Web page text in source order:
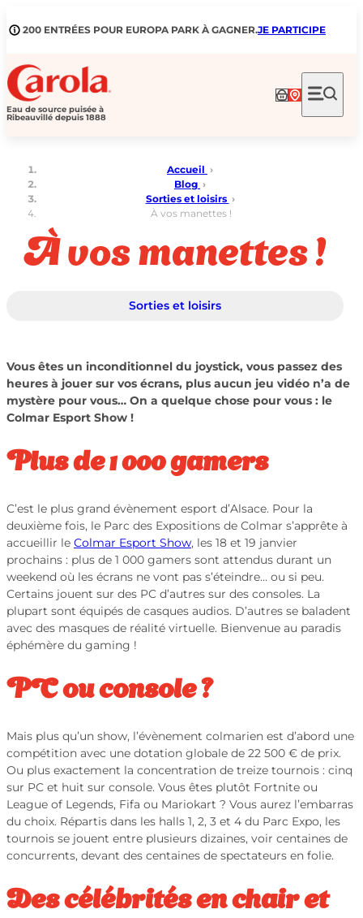
au 200 ENTRÉES POUR EUROPA PARK À GAGNER.JE PARTICIPE
Eau de source puisée à
Ribeauvillé depuis 1888
Accueil ›
Blog ›
Sorties et loisirs ›
À vos manettes !
À vos manettes !
Sorties et loisirs
Vous êtes un inconditionnel du joystick, vous passez des
heures à jouer sur vos écrans, plus aucun jeu vidéo n’a de
mystère pour vous… On a quelque chose pour vous : le
Colmar Esport Show !
Plus de 1 000 gamers
C’est le plus grand évènement esport d’Alsace. Pour la
deuxième fois, le Parc des Expositions de Colmar s’apprête à
accueillir le Colmar Esport Show, les 18 et 19 janvier
prochains : plus de 1 000 gamers sont attendus durant un
weekend où les écrans ne vont pas s’éteindre… ou si peu.
Certains jouent sur des PC d’autres sur des consoles. La
plupart sont équipés de casques audios. D’autres se baladent
avec des masques de réalité virtuelle. Bienvenue au paradis
éphémère du gaming !
PC ou console ?
Mais plus qu’un show, l’évènement colmarien est d’abord une
compétition avec une dotation globale de 22 500 € de prix.
Ou plus exactement la concentration de treize tournois : cinq
sur PC et huit sur console. Vous êtes plutôt Fortnite ou
League of Legends, Fifa ou Mariokart ? Vous aurez l’embarras
du choix. Répartis dans les halls 1, 2, 3 et 4 du Parc Expo, les
tournois se jouent entre plusieurs dizaines, voir centaines de
concurrents, devant des centaines de spectateurs en folie.
Des célébrités en chair et